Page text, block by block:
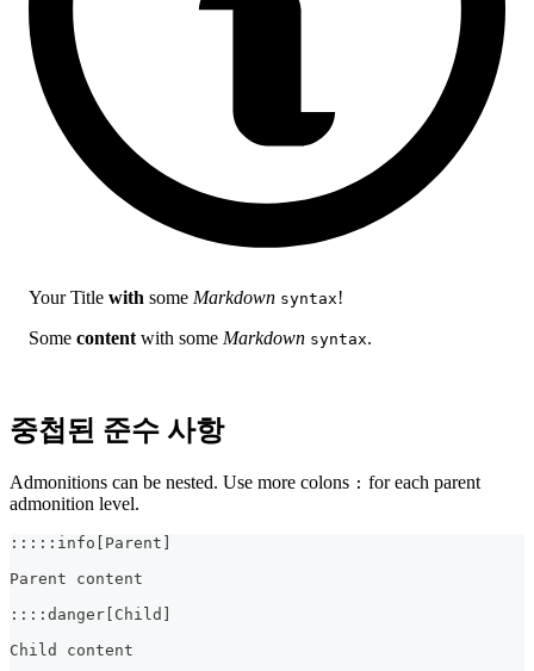
Your Title with some Markdown syntax!
Some content with some Markdown syntax.
중첩된 준수 사항
Admonitions can be nested. Use more colons : for each parent
admonition level.
:::::info[Parent]
Parent content
::::danger[Child]
Child content